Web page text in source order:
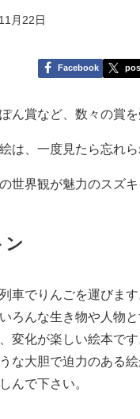
月22日
Facebook
ん賞など、数々の賞
は、一度見たら忘れ
世界観が魅力のスズ
ン
車でりんごを運びま
ろんな生き物や人物
変化が楽しい絵本です
な大胆で迫力のある絵
んで下さい。